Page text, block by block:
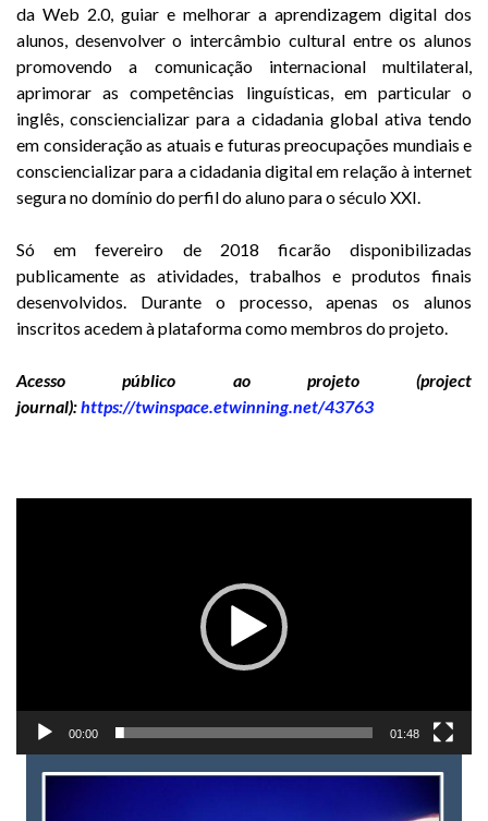
da Web 2.0, guiar e melhorar a aprendizagem digital dos
alunos, desenvolver o intercâmbio cultural entre os alunos
promovendo a comunicação internacional multilateral,
aprimorar as competências linguísticas, em particular o
inglês, consciencializar para a cidadania global ativa tendo
em consideração as atuais e futuras preocupações mundiais e
consciencializar para a cidadania digital em relação à internet
segura no domínio do perfil do aluno para o século XXI.
Só em fevereiro de 2018 ficarão disponibilizadas
publicamente as atividades, trabalhos e produtos finais
desenvolvidos. Durante o processo, apenas os alunos
inscritos acedem à plataforma como membros do projeto.
Acesso público ao projeto (project
journal):https://twinspace.etwinning.net/43763
00:00 01:48